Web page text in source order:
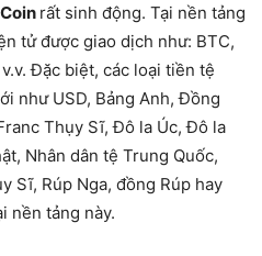
rất sinh động. Tại nền tảng
tử được giao dịch như: BTC,
Đặc biệt, các loại tiền tệ
như USD, Bảng Anh, Đồng
Thụy Sĩ, Đô la Úc, Đô la
Nhân dân tệ Trung Quốc,
Sĩ, Rúp Nga, đồng Rúp hay
nền tảng này.